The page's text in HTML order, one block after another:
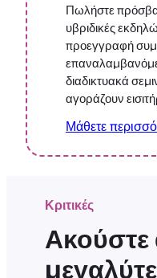
Πωλήστε
υβριδικές
προεγγραφή
διαδικτυακά
αγοράζουν
Μάθετε
Κριτικές
Ακούστε